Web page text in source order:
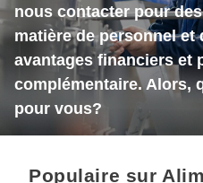
nous contacter pour
matière de personnel et
avantages financiers et
complémentaire. Alors,
pour vous?
Populaire sur